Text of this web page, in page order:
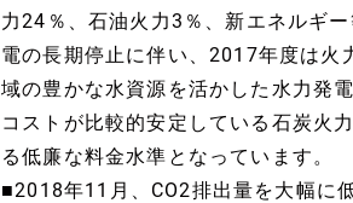
力24％、石油火力3％、新エネルギ
電の長期停止に伴い、2017年度は火
域の豊かな水資源を活かした水力発
コストが比較的安定している石炭火
る低廉な料金水準となっています。
■2018年11月、CO2排出量を大幅に